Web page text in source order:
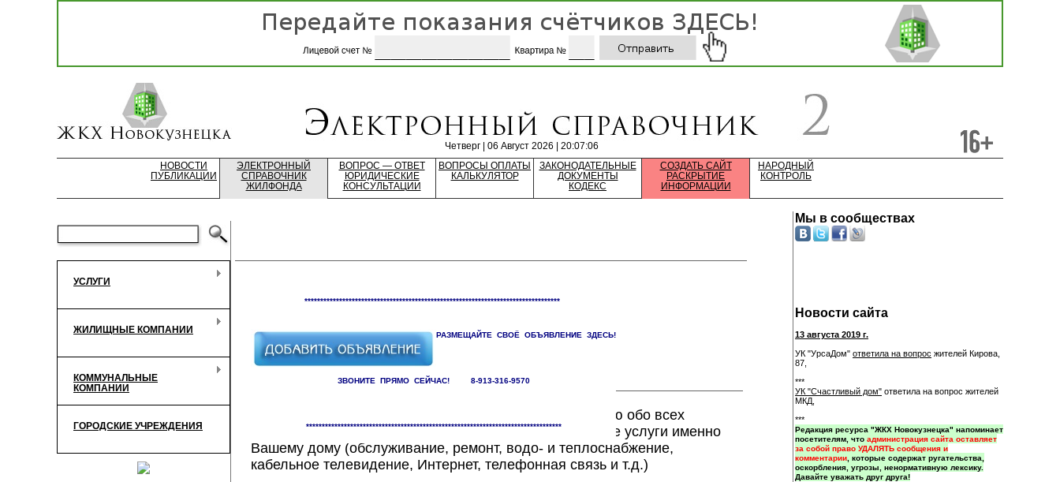
Четверг | 06 Август 2026 | 20:07:06
НОВОСТИ
ПУБЛИКАЦИИ
ЭЛЕКТРОННЫЙ
СПРАВОЧНИК
ЖИЛФОНДА
ВОПРОС — ОТВЕТ
ЮРИДИЧЕСКИЕ
КОНСУЛЬТАЦИИ
ВОПРОСЫ ОПЛАТЫ
КАЛЬКУЛЯТОР
ЗАКОНОДАТЕЛЬНЫЕ
ДОКУМЕНТЫ
КОДЕКС
СОЗДАТЬ САЙТ
РАСКРЫТИЕ
ИНФОРМАЦИИ
НАРОДНЫЙ
КОНТРОЛЬ
УСЛУГИ
ЖИЛИЩНЫЕ КОМПАНИИ
КОММУНАЛЬНЫЕ
КОМПАНИИ
ГОРОДСКИЕ УЧРЕЖДЕНИЯ
*********************************************************************************
РАЗМЕЩАЙТЕ СВОЁ ОБЪЯВЛЕНИЕ ЗДЕСЬ!
ЗВОНИТЕ ПРЯМО СЕЙЧАС! 8-913-316-9570
*********************************************************************************
Здесь Вы сможете найти исчерпывающую информацию обо всех
компаниях, предоставляющих жилищно-коммунальные услуги именно
Вашему дому (обслуживание, ремонт, водо- и теплоснабжение,
кабельное телевидение, Интернет, телефонная связь и т.д.)
Мы в сообществах
Новости сайта
13 августа 2019 г.
УК "УрсаДом" ответила на вопрос жителей Кирова,
87,
***
УК "Счастливый дом" ответила на вопрос жителей
МКД,
***
Редакция ресурса "ЖКХ Новокузнецка" напоминает
посетителям, что администрация сайта оставляет
за собой право УДАЛЯТЬ сообщения и
комментарии , которые содержат ругательства,
оскорбления, угрозы, ненормативную лексику.
Давайте уважать друг друга!